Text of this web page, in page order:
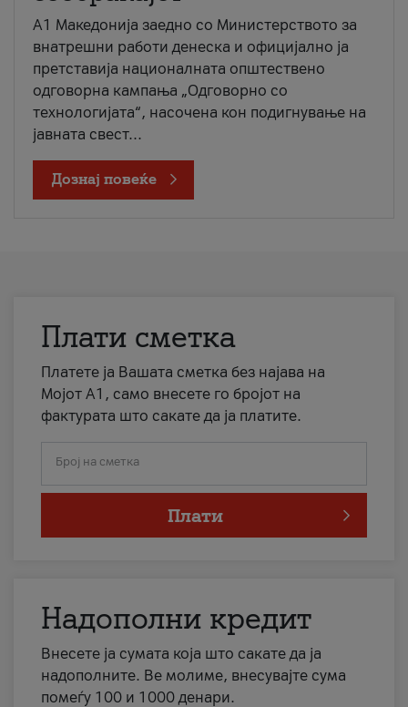
A1 Македонија заедно со Министерството за
внатрешни работи денеска и официјално ја
претставија националната општествено
одговорна кампања „Одговорно со
технологијата“, насочена кон подигнување на
јавната свест...
Дознај повеќе
Плати сметка
Платете ја Вашата сметка без најава на
Мојот А1, само внесете го бројот на
фактурата што сакате да ја платите.
Број на сметка
Плати
Надополни кредит
Внесете ја сумата која што сакате да ја
надополните. Ве молиме, внесувајте сума
помеѓу 100 и 1000 денари.